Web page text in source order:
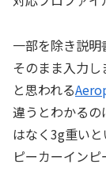
一部を除き説
そのまま入力
と思われる
違うとわかる
はなく3g重い
ピーカーインピ